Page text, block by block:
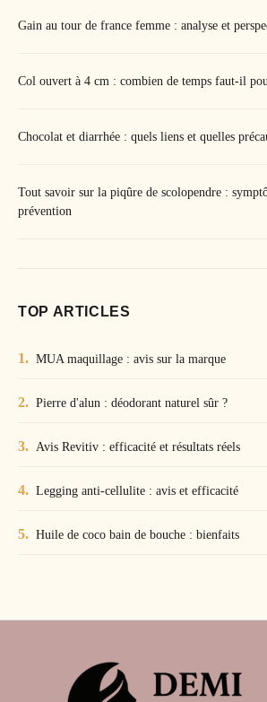
Gain au tour de france femme : analyse et
Col ouvert à 4 cm : combien de temps faut-il
Chocolat et diarrhée : quels liens et quelles
Tout savoir sur la piqûre de scolopendre :
prévention
TOP ARTICLES
MUA maquillage : avis sur la marque
Pierre d'alun : déodorant naturel sûr ?
Avis Revitiv : efficacité et résultats réels
Legging anti-cellulite : avis et efficacité
Huile de coco bain de bouche : bienfaits